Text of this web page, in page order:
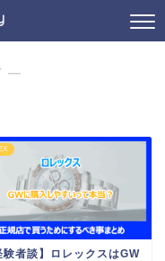
―
験者談】ロレックスはGW